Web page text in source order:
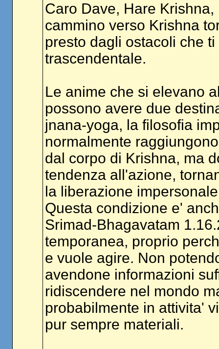
Caro Dave, Hare
cammino verso Krishna
presto dagli ostacoli che
trascendentale.
Le anime che si elevano
possono avere due
jnana-yoga, la filosofia
normalmente
dal corpo di Krishna, ma
tendenza all'azione,
la liberazione
Questa condizione e'
Srimad-Bhagavatam
temporanea, proprio
e vuole agire. Non
avendone informazioni
ridiscendere nel mondo
probabilmente in attivita'
pur sempre materiali.